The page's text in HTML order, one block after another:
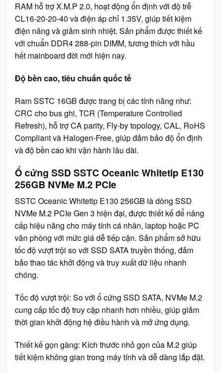
RAM hỗ trợ X.M.P 2.0, hoạt động ổn định với độ trễ
CL16-20-20-40 và điện áp chỉ 1.35V, giúp tiết kiệm
điện năng và giảm sinh nhiệt. Sản phẩm được thiết kế
với chuẩn DDR4 288-pin DIMM, tương thích với hầu
hết mainboard đời mới hiện nay.
Độ bền cao, tiêu chuẩn quốc tế
Ram SSTC 16GB được trang bị các tính năng như:
CRC cho bus ghi, TCR (Temperature Controlled
Refresh), hỗ trợ CA parity, Fly-by topology, CAL, RoHS
Compliant và Halogen-Free, giúp đảm bảo độ ổn định
và độ bền cao khi vận hành lâu dài.
Ổ cứng SSD SSTC Oceanic Whitetip E130
256GB NVMe M.2 PCIe
SSTC Oceanic Whitetip E130 256GB là dòng SSD
NVMe M.2 PCIe Gen 3 hiện đại, được thiết kế để nâng
cấp hiệu năng cho máy tính cá nhân, laptop hoặc PC
văn phòng với mức giá dễ tiếp cận. Sản phẩm sở hữu
tốc độ vượt trội so với SSD SATA truyền thống, đảm
bảo thao tác khởi động và truy xuất dữ liệu nhanh
chóng.
Tốc độ vượt trội: So với ổ cứng SSD SATA, NVMe M.2
cung cấp tốc độ truy cập nhanh hơn nhiều, giúp giảm
thời gian khởi động hệ điều hành và mở ứng dụng.
Thiết kế gọn gàng: Kích thước nhỏ gọn của M.2 giúp
tiết kiệm không gian trong máy tính và dễ dàng lắp đặt.